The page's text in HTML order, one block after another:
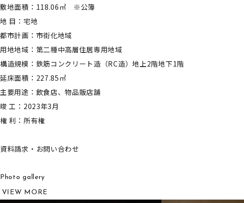
敷地面積：118.06㎡ ※公簿
地 目：宅地
都市計画：市街化地域
用地地域：第二種中高層住居専用地域
構造規模：鉄筋コンクリート造（RC造）地上2階地下1階
延床面積：227.85㎡
主要用途：飲食店、物品販店舗
竣 工：2023年3月
権 利：所有権
資料請求・お問い合わせ
Photo gallery
VIEW MORE